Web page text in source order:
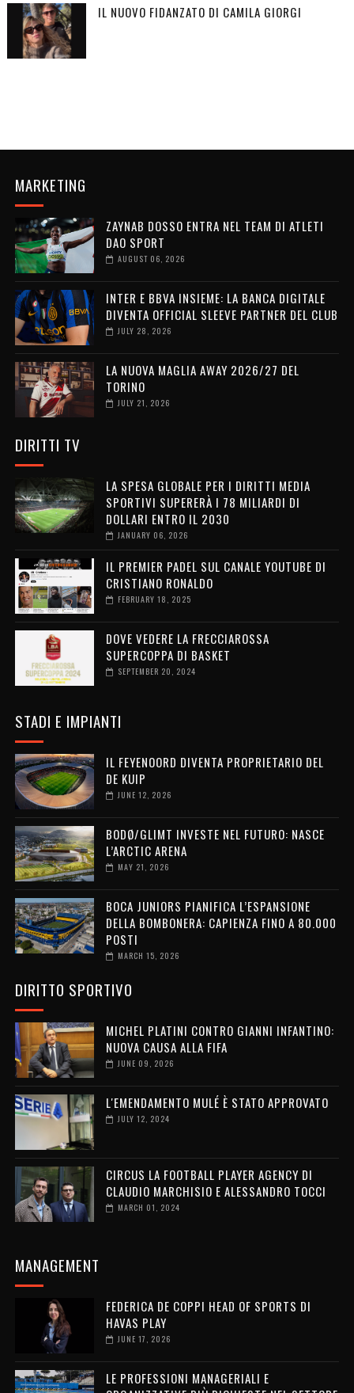
IL NUOVO FIDANZATO DI CAMILA GIORGI
MARKETING
ZAYNAB DOSSO ENTRA NEL TEAM DI ATLETI
DAO SPORT
AUGUST 06, 2026
INTER E BBVA INSIEME: LA BANCA DIGITALE
DIVENTA OFFICIAL SLEEVE PARTNER DEL CLUB
JULY 28, 2026
LA NUOVA MAGLIA AWAY 2026/27 DEL
TORINO
JULY 21, 2026
DIRITTI TV
LA SPESA GLOBALE PER I DIRITTI MEDIA
SPORTIVI SUPERERÀ I 78 MILIARDI DI
DOLLARI ENTRO IL 2030
JANUARY 06, 2026
IL PREMIER PADEL SUL CANALE YOUTUBE DI
CRISTIANO RONALDO
FEBRUARY 18, 2025
DOVE VEDERE LA FRECCIAROSSA
SUPERCOPPA DI BASKET
SEPTEMBER 20, 2024
STADI E IMPIANTI
IL FEYENOORD DIVENTA PROPRIETARIO DEL
DE KUIP
JUNE 12, 2026
BODØ/GLIMT INVESTE NEL FUTURO: NASCE
L’ARCTIC ARENA
MAY 21, 2026
BOCA JUNIORS PIANIFICA L’ESPANSIONE
DELLA BOMBONERA: CAPIENZA FINO A 80.000
POSTI
MARCH 15, 2026
DIRITTO SPORTIVO
MICHEL PLATINI CONTRO GIANNI INFANTINO:
NUOVA CAUSA ALLA FIFA
JUNE 09, 2026
L'EMENDAMENTO MULÉ È STATO APPROVATO
JULY 12, 2024
CIRCUS LA FOOTBALL PLAYER AGENCY DI
CLAUDIO MARCHISIO E ALESSANDRO TOCCI
MARCH 01, 2024
MANAGEMENT
FEDERICA DE COPPI HEAD OF SPORTS DI
HAVAS PLAY
JUNE 17, 2026
LE PROFESSIONI MANAGERIALI E